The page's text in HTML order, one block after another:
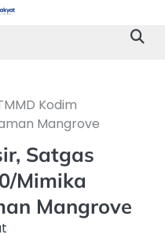
Kodim
Mangrove
Satgas
Mimika
Mangrove